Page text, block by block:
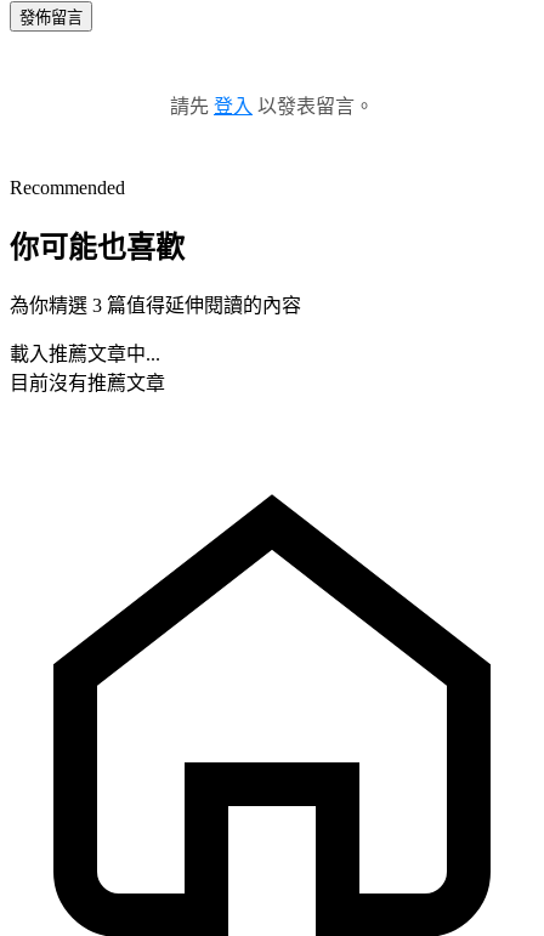
發佈留言
請先 登入 以發表留言。
Recommended
你可能也喜歡
為你精選 3 篇值得延伸閱讀的內容
載入推薦文章中...
目前沒有推薦文章